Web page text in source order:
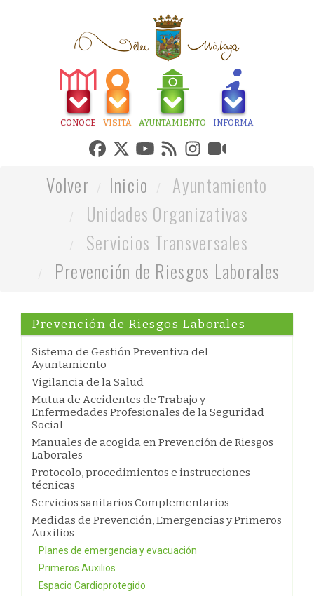
CONOCE VISITA AYUNTAMIENTO INFORMA
Volver Inicio
Ayuntamiento
Unidades Organizativas
Servicios Transversales
Prevención de Riesgos Laborales
Prevención de Riesgos Laborales
Sistema de Gestión Preventiva del
Ayuntamiento
Vigilancia de la Salud
Mutua de Accidentes de Trabajo y
Enfermedades Profesionales de la Seguridad
Social
Manuales de acogida en Prevención de Riesgos
Laborales
Protocolo, procedimientos e instrucciones
técnicas
Servicios sanitarios Complementarios
Medidas de Prevención, Emergencias y Primeros
Auxilios
Planes de emergencia y evacuación
Primeros Auxilios
Espacio Cardioprotegido